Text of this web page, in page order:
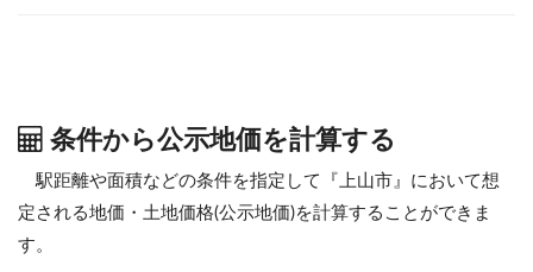
条件から公示地価を計算する
駅距離や面積などの条件を指定して『上山市』において想
定される地価・土地価格(公示地価)を計算することができま
す。